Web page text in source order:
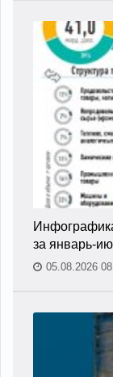
за январь-
05.08.2026